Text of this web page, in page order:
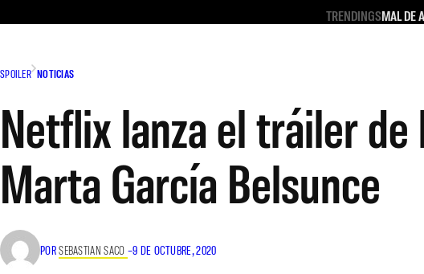
TRENDINGSMAL DE
SPOILER NOTICIAS
Netflix lanza el tráiler
Marta García Belsunce
PORSEBASTIAN SACO –9 DE OCTUBRE, 2020